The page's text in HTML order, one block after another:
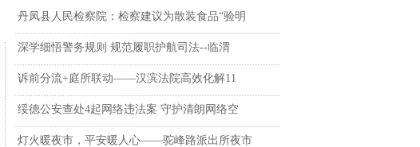
丹凤县人民检察院：检察建议为散装食品“验明
深学细悟警务规则 规范履职护航司法--临渭
诉前分流+庭所联动——汉滨法院高效化解11
绥德公安查处4起网络违法案 守护清朗网络空
灯火暖夜市，平安暖人心——驼峰路派出所夜市